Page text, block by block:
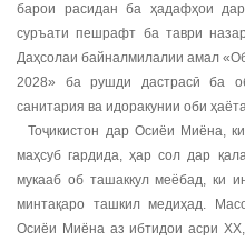
барои расидан ба ҳадафҳои
суръати пешрафт ба таври
Даҳсолаи байналмилалии амал
2028» ба рушди дастрасӣ ба
санитария ва идоракунии оби
Тоҷикистон дар Осиёи Миёна,
маҳсуб гардида, ҳар сол дар
мукааб об ташаккул меёбад, ки
минтақаро ташкил медиҳад.
Осиёи Миёна аз ибтидои асри